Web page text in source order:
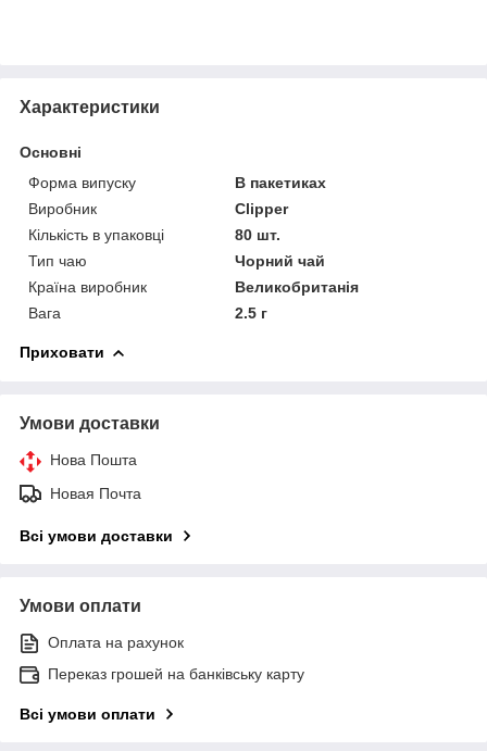
Характеристики
Основні
Форма випуску
В пакетиках
Виробник
Clipper
Кількість в упаковці
80 шт.
Тип чаю
Чорний чай
Країна виробник
Великобританія
Вага
2.5 г
Приховати
Умови доставки
Нова Пошта
Новая Почта
Всі умови доставки
Умови оплати
Оплата на рахунок
Переказ грошей на банківську карту
Всі умови оплати